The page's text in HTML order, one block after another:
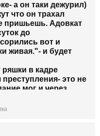
а он таки дежурил)
что он трахал
пришьешь. Адовкат
до
вот и
живая."- и будет
ряшки в кадре
это не
мог и через